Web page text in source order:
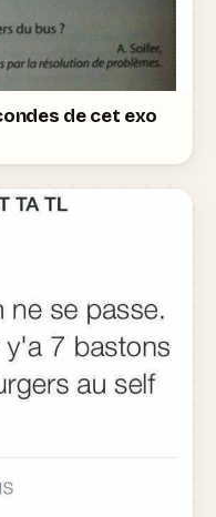
de cet exo